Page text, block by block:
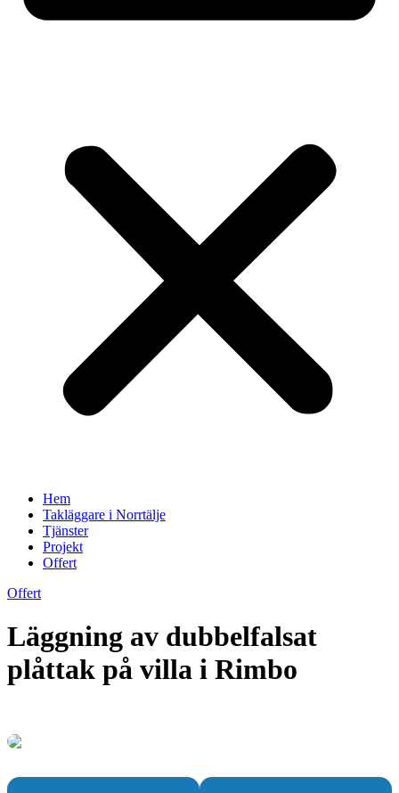
Hem
Takläggare i Norrtälje
Tjänster
Projekt
Offert
Offert
Läggning av dubbelfalsat
plåttak på villa i Rimbo